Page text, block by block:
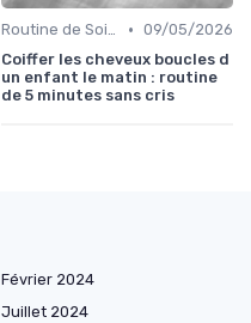
Routine de Soins pour Cheveux Bouclés • 09/05/2026
Coiffer les cheveux boucles d
un enfant le matin : routine
de 5 minutes sans cris
Février 2024
Juillet 2024